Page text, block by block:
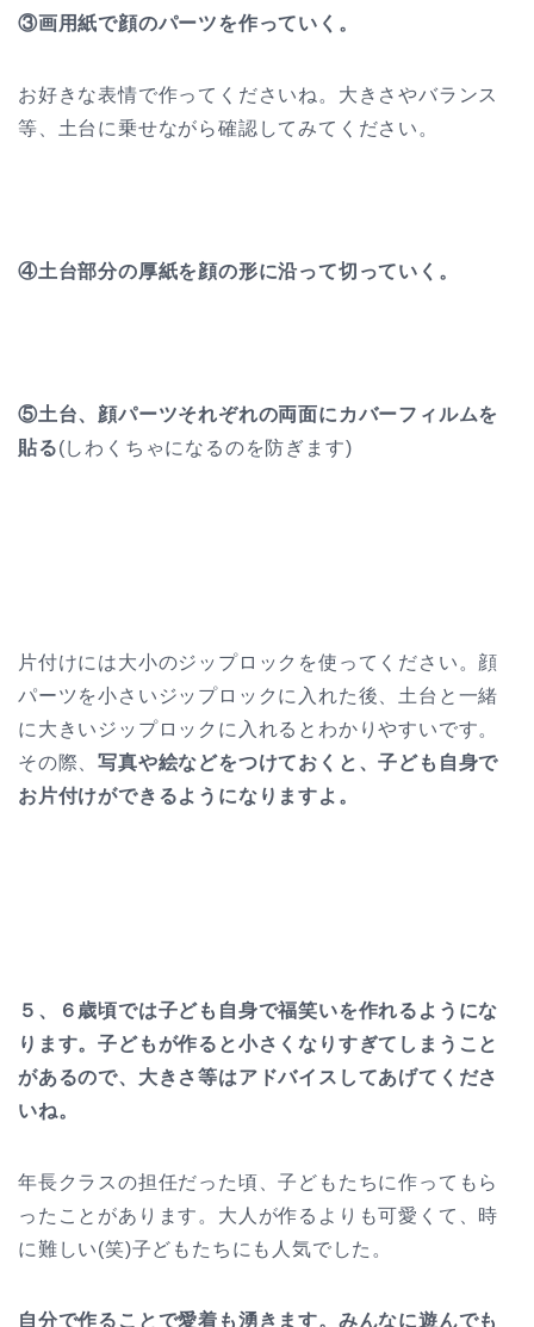
③画用紙で顔のパーツを作っていく。
お好きな表情で作ってくださいね。大きさやバランス
等、土台に乗せながら確認してみてください。
④土台部分の厚紙を顔の形に沿って切っていく。
⑤土台、顔パーツそれぞれの両面にカバーフィルムを
貼る(しわくちゃになるのを防ぎます)
片付けには大小のジップロックを使ってください。顔
パーツを小さいジップロックに入れた後、土台と一緒
に大きいジップロックに入れるとわかりやすいです。
その際、写真や絵などをつけておくと、子ども自身で
お片付けができるようになりますよ。
５、６歳頃では子ども自身で福笑いを作れるようにな
ります。子どもが作ると小さくなりすぎてしまうこと
があるので、大きさ等はアドバイスしてあげてくださ
いね。
年長クラスの担任だった頃、子どもたちに作ってもら
ったことがあります。大人が作るよりも可愛くて、時
に難しい(笑)子どもたちにも人気でした。
自分で作ることで愛着も湧きます。みんなに遊んでも